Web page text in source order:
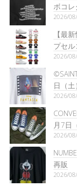
ボコ
2026/
【最
プセ
2026/
日（
2026/
月7日
2026/
再販
2026/